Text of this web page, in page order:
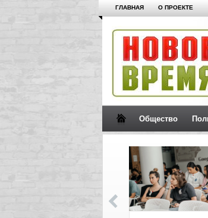
ГЛАВНАЯ О ПРОЕКТЕ
Общество